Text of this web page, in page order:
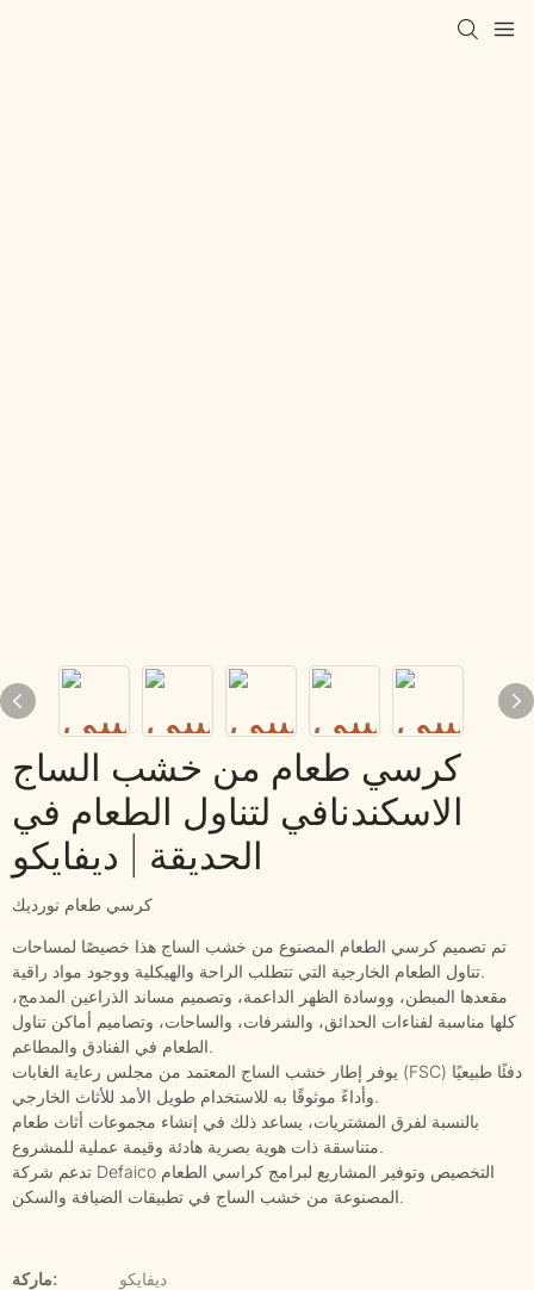
كرسي طعام من خشب الساج
الاسكندنافي لتناول الطعام في
الحديقة | ديفايكو
كرسي طعام نورديك
تم تصميم كرسي الطعام المصنوع من خشب الساج هذا خصيصًا لمساحات
تناول الطعام الخارجية التي تتطلب الراحة والهيكلية ووجود مواد راقية.
مقعدها المبطن، ووسادة الظهر الداعمة، وتصميم مساند الذراعين المدمج،
كلها مناسبة لفناءات الحدائق، والشرفات، والساحات، وتصاميم أماكن تناول
الطعام في الفنادق والمطاعم.
يوفر إطار خشب الساج المعتمد من مجلس رعاية الغابات (FSC) دفئًا طبيعيًا
وأداءً موثوقًا به للاستخدام طويل الأمد للأثاث الخارجي.
بالنسبة لفرق المشتريات، يساعد ذلك في إنشاء مجموعات أثاث طعام
متناسقة ذات هوية بصرية هادئة وقيمة عملية للمشروع.
تدعم شركة Defaico التخصيص وتوفير المشاريع لبرامج كراسي الطعام
المصنوعة من خشب الساج في تطبيقات الضيافة والسكن.
ماركة:
ديفايكو